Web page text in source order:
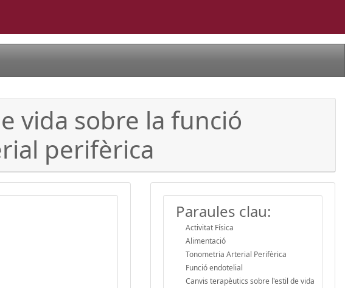
vida sobre la funció
perifèrica
Paraules clau:
Activitat Física
Alimentació
Tonometria Arterial Perifèrica
Funció endotelial
Canvis terapèutics sobre l'estil de vida